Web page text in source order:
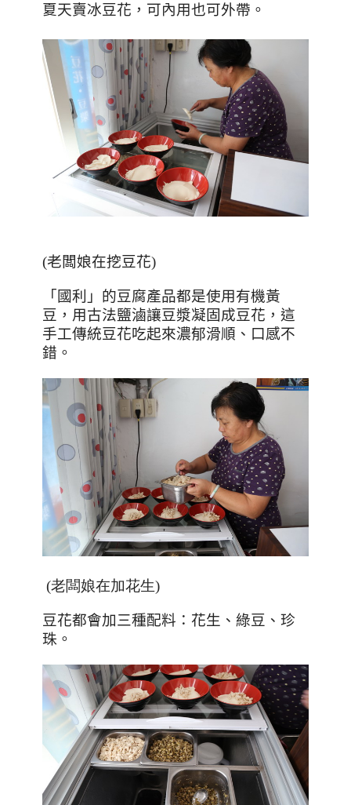
夏天賣冰豆花，可內用也可外帶 。
(老闆娘在挖豆花)
「國利」的豆腐產品都是使用有機黃
豆，用古法鹽滷讓豆漿凝固成豆花，這
手工傳統豆花吃起來濃郁滑順、口感不
錯。
(老闆娘在加花生)
豆花都會加三種配料：花生、綠豆、珍
珠。